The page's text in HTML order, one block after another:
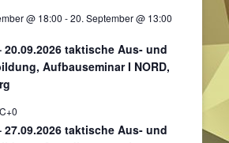
@ 18:00 -20. September @ 13:00
20.09.2026 taktische Aus- und
Aufbauseminar I NORD,
27.09.2026 taktische Aus- und